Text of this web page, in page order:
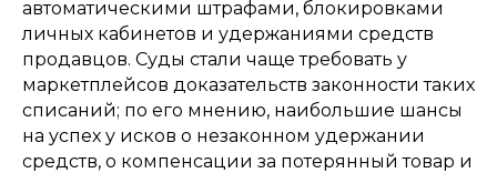
автоматическими штрафами, блокировками
личных кабинетов и удержаниями средств
продавцов. Суды стали чаще требовать у
маркетплейсов доказательств законности таких
списаний; по его мнению, наибольшие шансы
на успех у исков о незаконном удержании
средств, о компенсации за потерянный товар и